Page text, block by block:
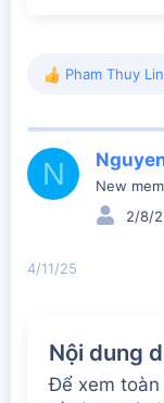
R
t
o
Pham Thuy
N
New
2/8/
4/11/25
Nội dung
Để xem